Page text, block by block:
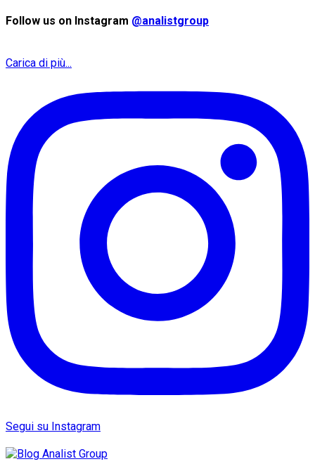
Follow us on Instagram @analistgroup
Carica di più...
Segui su Instagram